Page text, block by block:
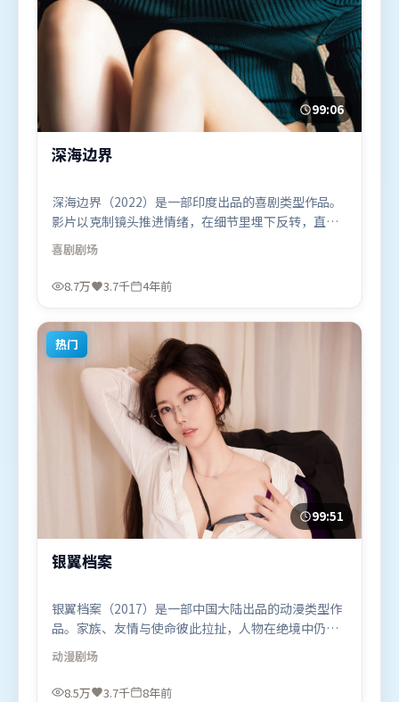
99:06
深海边界
深海边界（2022）是一部印度出品的喜剧类型作品。
影片以克制镜头推进情绪，在细节里埋下反转，直至
最后一刻才揭开谜底。动作场面设计讲究空间与节
奏，文戏部分同样扎实耐嚼。由陈思诚执导，河正
宇、木村拓哉、肖战，秦海璐、张译等联袂出演。影
适合喜欢喜剧题材的观众观看。
喜剧剧场
8.7万 3.7千 4年前
热门
99:51
银翼档案
银翼档案（2017）是一部中国大陆出品的动漫类型作
品。家族、友情与使命彼此拉扯，人物在绝境中仍试
图守住心中微光。叙事线索多线并进，最终在关键节
点收束。由洪常秀执导，黄渤、王景春、谭卓，章子
怡、黄政民、苍井优等联袂出演。影片于2017年12月
动漫剧场
8.5万 3.7千 8年前